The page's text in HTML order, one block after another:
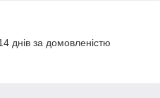
днів за домовленістю